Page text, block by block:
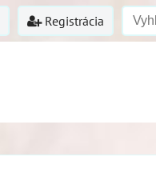
Registrácia